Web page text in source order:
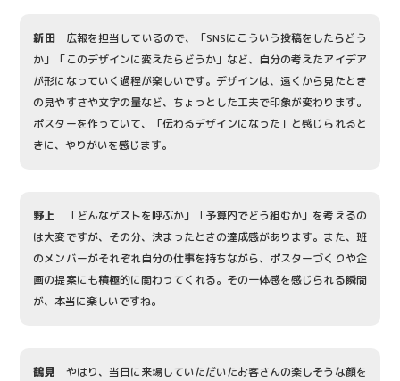
新田広報を担当しているので、「SNSにこういう投稿をしたらどう
か」「このデザインに変えたらどうか」など、自分の考えたアイデア
が形になっていく過程が楽しいです。デザインは、遠くから見たとき
の見やすさや文字の量など、ちょっとした工夫で印象が変わります。
ポスターを作っていて、「伝わるデザインになった」と感じられると
きに、やりがいを感じます。
野上 「どんなゲストを呼ぶか」「予算内でどう組むか」を考えるの
は大変ですが、その分、決まったときの達成感があります。また、班
のメンバーがそれぞれ自分の仕事を持ちながら、ポスターづくりや企
画の提案にも積極的に関わってくれる。その一体感を感じられる瞬間
が、本当に楽しいですね。
鶴見 やはり、当日に来場していただいたお客さんの楽しそうな顔を